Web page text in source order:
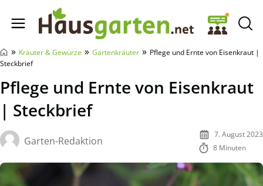
Hausgarten.net
» Kräuter & Gewürze » Gartenkräuter » Pflege und Ernte von Eisenkraut |
Steckbrief
Pflege und Ernte von Eisenkraut
| Steckbrief
Garten-Redaktion
7. August 2023
8 Minuten